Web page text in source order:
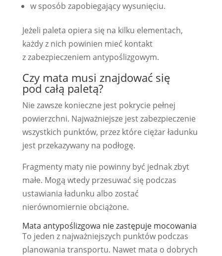
w sposób zapobiegający wysunięciu.
Jeżeli paleta opiera się na kilku elementach,
każdy z nich powinien mieć kontakt
z zabezpieczeniem antypoślizgowym.
Czy mata musi znajdować się
pod całą paletą?
Nie zawsze konieczne jest pokrycie pełnej
powierzchni. Najważniejsze jest zabezpieczenie
wszystkich punktów, przez które ciężar ładunku
jest przekazywany na podłogę.
Fragmenty maty nie powinny być jednak zbyt
małe. Mogą wtedy przesuwać się podczas
ustawiania ładunku albo zostać
nierównomiernie obciążone.
Mata antypoślizgowa nie zastępuje mocowania
To jeden z najważniejszych punktów podczas
planowania transportu. Nawet mata o dobrych